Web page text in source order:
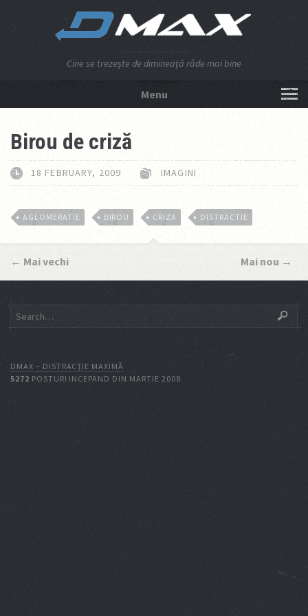
Cine se trezeşte de dimineaţă râde mai bine
Menu
Birou de criză
18 FEBRUARY, 2009 IMAGINI
AGLOMERATIE BIROU CRIZA DISTRACTIE
← Mai vechi Mai nou →
DMAX – DISTRACŢIE MAXIMĂ
5272 POSTURI INCEPAND DIN MARTIE 2008